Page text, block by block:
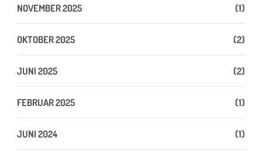
NOVEMBER 2025 (1)
OKTOBER 2025 (2)
JUNI 2025 (2)
FEBRUAR 2025 (1)
JUNI 2024 (1)